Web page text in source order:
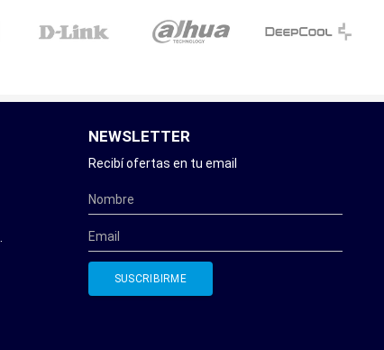
NEWSLETTER
Recibí ofertas en tu email